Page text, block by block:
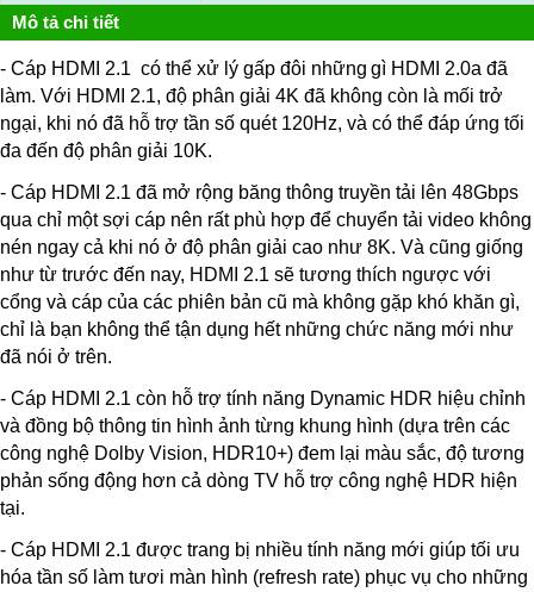
Mô tả chi tiết
- Cáp HDMI 2.1 có thể xử lý gấp đôi những gì HDMI 2.0a đã
làm. Với HDMI 2.1, độ phân giải 4K đã không còn là mối trở
ngại, khi nó đã hỗ trợ tần số quét 120Hz, và có thể đáp ứng tối
đa đến độ phân giải 10K.
- Cáp HDMI 2.1 đã mở rộng băng thông truyền tải lên 48Gbps
qua chỉ một sợi cáp nên rất phù hợp để chuyển tải video không
nén ngay cả khi nó ở độ phân giải cao như 8K. Và cũng giống
như từ trước đến nay, HDMI 2.1 sẽ tương thích ngược với
cổng và cáp của các phiên bản cũ mà không gặp khó khăn gì,
chỉ là bạn không thể tận dụng hết những chức năng mới như
đã nói ở trên.
- Cáp HDMI 2.1 còn hỗ trợ tính năng Dynamic HDR hiệu chỉnh
và đồng bộ thông tin hình ảnh từng khung hình (dựa trên các
công nghệ Dolby Vision, HDR10+) đem lại màu sắc, độ tương
phản sống động hơn cả dòng TV hỗ trợ công nghệ HDR hiện
tại.
- Cáp HDMI 2.1 được trang bị nhiều tính năng mới giúp tối ưu
hóa tần số làm tươi màn hình (refresh rate) phục vụ cho những